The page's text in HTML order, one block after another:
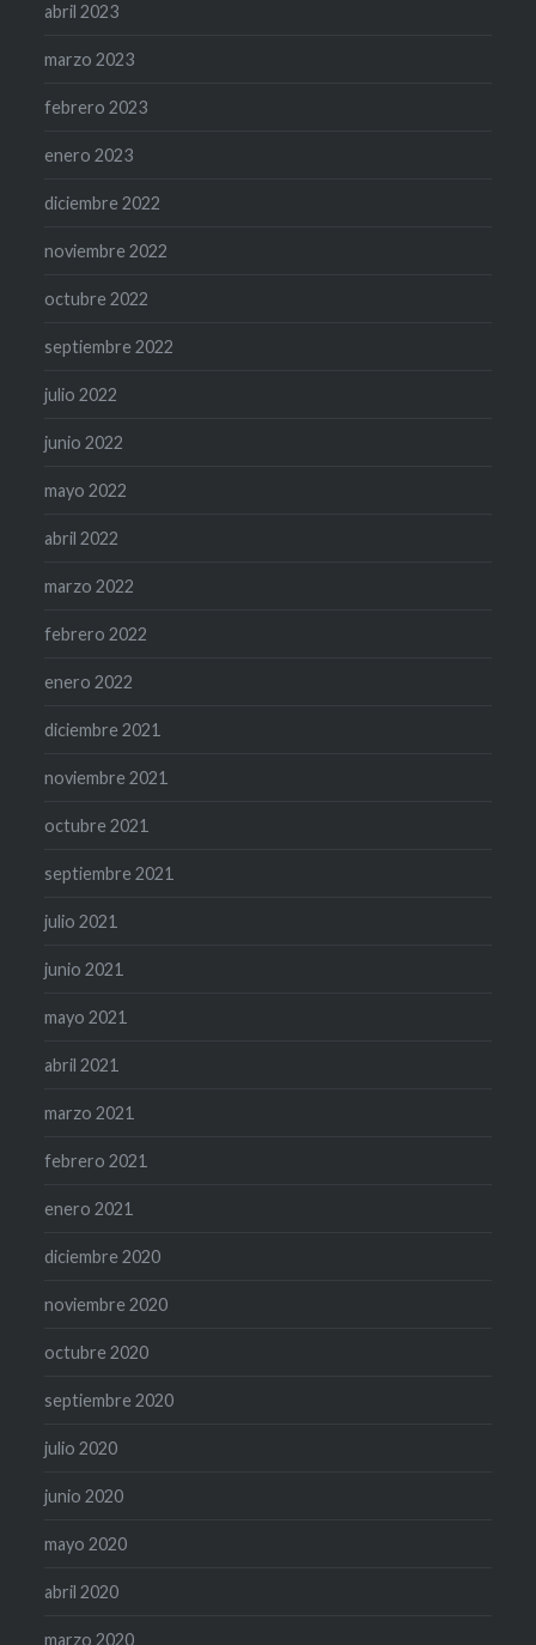
abril 2023
marzo 2023
febrero 2023
enero 2023
diciembre 2022
noviembre 2022
octubre 2022
septiembre 2022
julio 2022
junio 2022
mayo 2022
abril 2022
marzo 2022
febrero 2022
enero 2022
diciembre 2021
noviembre 2021
octubre 2021
septiembre 2021
julio 2021
junio 2021
mayo 2021
abril 2021
marzo 2021
febrero 2021
enero 2021
diciembre 2020
noviembre 2020
octubre 2020
septiembre 2020
julio 2020
junio 2020
mayo 2020
abril 2020
marzo 2020